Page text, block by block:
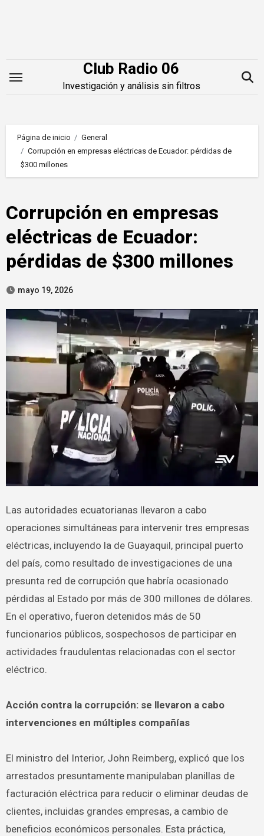
Club Radio 06
Investigación y análisis sin filtros
Página de inicio
General
Corrupción en empresas eléctricas de Ecuador: pérdidas de
$300 millones
Corrupción en empresas
eléctricas de Ecuador:
pérdidas de $300 millones
mayo 19, 2026
Las autoridades ecuatorianas llevaron a cabo
operaciones simultáneas para intervenir tres empresas
eléctricas, incluyendo la de Guayaquil, principal puerto
del país, como resultado de investigaciones de una
presunta red de corrupción que habría ocasionado
pérdidas al Estado por más de 300 millones de dólares.
En el operativo, fueron detenidos más de 50
funcionarios públicos, sospechosos de participar en
actividades fraudulentas relacionadas con el sector
eléctrico.
Acción contra la corrupción: se llevaron a cabo
intervenciones en múltiples compañías
El ministro del Interior, John Reimberg, explicó que los
arrestados presuntamente manipulaban planillas de
facturación eléctrica para reducir o eliminar deudas de
clientes, incluidas grandes empresas, a cambio de
beneficios económicos personales. Esta práctica,